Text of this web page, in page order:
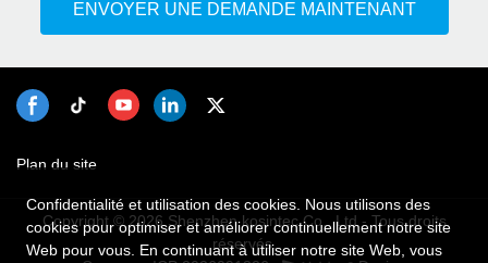
ENVOYER UNE DEMANDE MAINTENANT
Plan du site
Copyright © 2026 Shenzhen kosintec Co., Ltd - Tous droits
réservés.
Confidentialité et utilisation des cookies. Nous utilisons des
cookies pour optimiser et améliorer continuellement notre site
Web pour vous. En continuant à utiliser notre site Web, vous